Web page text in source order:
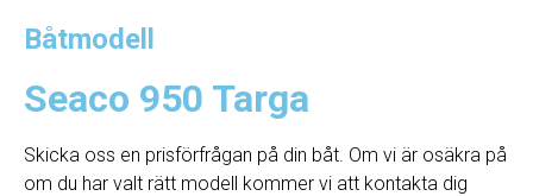
Båtmodell
Seaco 950 Targa
Skicka oss en prisförfrågan på din båt. Om vi ​​är osäkra på
om du har valt rätt modell kommer vi att kontakta dig